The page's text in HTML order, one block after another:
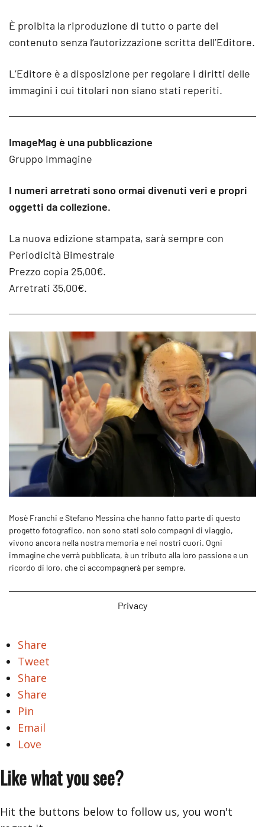
È proibita la riproduzione di tutto o parte del
contenuto senza l’autorizzazione scritta dell’Editore.
L’Editore è a disposizione per regolare i diritti delle
immagini i cui titolari non siano stati reperiti.
ImageMag è una pubblicazione
Gruppo Immagine
I numeri arretrati sono ormai divenuti veri e propri
oggetti da collezione.
La nuova edizione stampata, sarà sempre con
Periodicità Bimestrale
Prezzo copia 25,00€.
Arretrati 35,00€.
Mosè Franchi e Stefano Messina che hanno fatto parte di questo
progetto fotografico, non sono stati solo compagni di viaggio,
vivono ancora nella nostra memoria e nei nostri cuori. Ogni
immagine che verrà pubblicata, è un tributo alla loro passione e un
ricordo di loro, che ci accompagnerà per sempre.
Privacy
Share
Tweet
Share
Share
Pin
Email
Love
Like what you see?
Hit the buttons below to follow us, you won't